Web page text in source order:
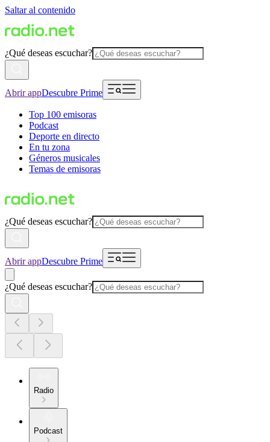
Saltar al contenido
¿Qué deseas escuchar?
Abrir appDescubre Prime
Top 100 emisoras
Podcast
Deporte en directo
En tu zona
Géneros musicales
Temas de emisoras
¿Qué deseas escuchar?
Abrir appDescubre Prime
¿Qué deseas escuchar?
Radio
Podcast